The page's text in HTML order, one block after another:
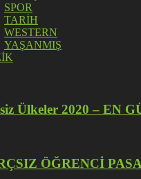
SPOR
TARİH
WESTERN
YAŞANMIŞ
Ülkeler 2020 – EN
ÖĞRENCİ